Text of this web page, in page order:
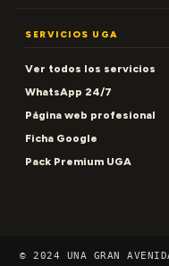
SERVICIOS UGA
Ver todos los servicios
WhatsApp 24/7
Página web profesional
Ficha Google
Pack Premium UGA
© 2024 UNA GRAN